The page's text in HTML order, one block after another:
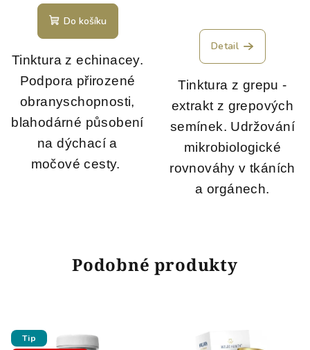
Do košíku
Tinktura z echinacey.
Podpora přirozené
obranyschopnosti,
blahodárné působení
na dýchací a
močové cesty.
Detail
Tinktura z grepu -
extrakt z grepových
semínek. Udržování
mikrobiologické
rovnováhy v tkáních
a orgánech.
Podobné produkty
Tip